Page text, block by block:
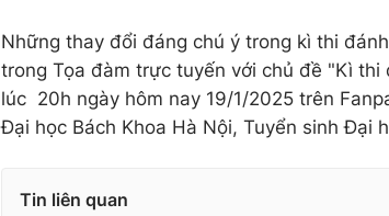
Những thay đổi đáng chú ý trong kì thi
trong Tọa đàm trực tuyến với chủ đề "Kì
lúc 20h ngày hôm nay 19/1/2025 trên
Đại học Bách Khoa Hà Nội, Tuyển sinh Đại
Tin liên quan